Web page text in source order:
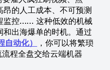
的人工成本、不可预测
监控…… 这种低效的机械
出海爆单的时机。通过
动化）
，你可以将繁琐
程全盘交给云端机器